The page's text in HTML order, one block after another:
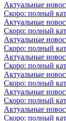
Актуальные
Скоро: полный
Актуальные
Скоро: полный
Актуальные
Скоро: полный
Актуальные
Скоро: полный
Актуальные
Скоро: полный
Актуальные
Скоро: полный
Актуальные
Скоро: полный